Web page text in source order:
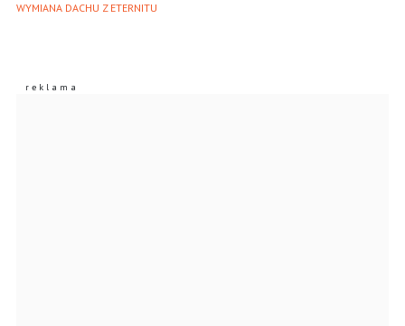
WYMIANA DACHU Z ETERNITU